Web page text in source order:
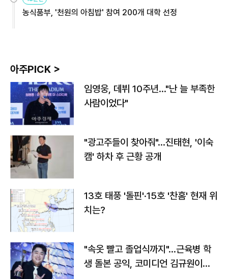
농식품부, '천원의 아침밥' 참여 200개 대학 선정
아주PICK >
임영웅, 데뷔 10주년…"난 늘 부족한
사람이었다"
"광고주들이 찾아줘"…진태현, '이숙
캠' 하차 후 근황 공개
13호 태풍 '돌핀'·15호 '찬홈' 현재 위
치는?
"속옷 빨고 졸업식까지"…근육병 학
생 돌본 공익, 코미디언 김규원이었